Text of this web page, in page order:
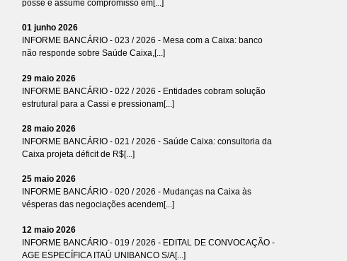
posse e assume compromisso em[...]
01 junho 2026
INFORME BANCÁRIO - 023 / 2026 - Mesa com a Caixa: banco
não responde sobre Saúde Caixa,[...]
29 maio 2026
INFORME BANCÁRIO - 022 / 2026 - Entidades cobram solução
estrutural para a Cassi e pressionam[...]
28 maio 2026
INFORME BANCÁRIO - 021 / 2026 - Saúde Caixa: consultoria da
Caixa projeta déficit de R$[...]
25 maio 2026
INFORME BANCÁRIO - 020 / 2026 - Mudanças na Caixa às
vésperas das negociações acendem[...]
12 maio 2026
INFORME BANCÁRIO - 019 / 2026 - EDITAL DE CONVOCAÇÃO -
AGE ESPECÍFICA ITAÚ UNIBANCO S/A[...]